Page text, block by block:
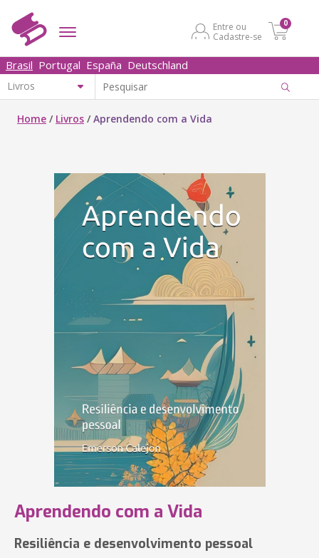
Entre ou
Cadastre-se
0
Brasil Portugal España Deutschland
Home / Livros /Aprendendo com a Vida
Aprendendo com a Vida
Resiliência e desenvolvimento pessoal